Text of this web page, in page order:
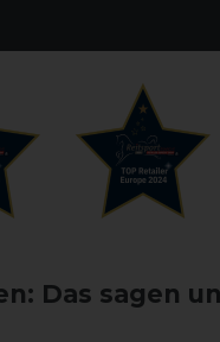
Das sagen